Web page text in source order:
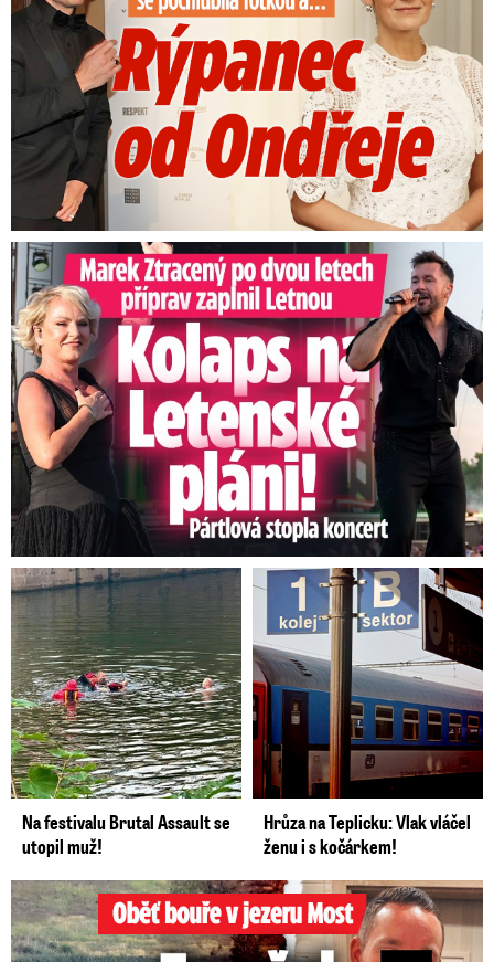
Marek Ztracený na Letné: Pártlová stopla koncert
Na festivalu Brutal Assault se
utopil muž!
Hrůza na Teplicku: Vlak vláčel
ženu i s kočárkem!
Oběť bouře v jezeru Most: Zemřel táta Dominik (†28)